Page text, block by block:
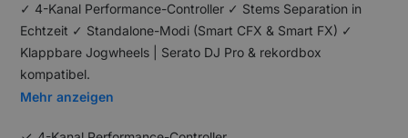
✓ 4-Kanal Performance-Controller ✓ Stems Separation in
Echtzeit ✓ Standalone-Modi (Smart CFX & Smart FX) ✓
Klappbare Jogwheels | Serato DJ Pro & rekordbox
kompatibel.
Mehr anzeigen